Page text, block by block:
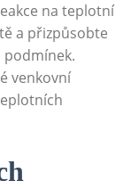
na teplotní
a přizpůsobte
podmínek.
venkovní